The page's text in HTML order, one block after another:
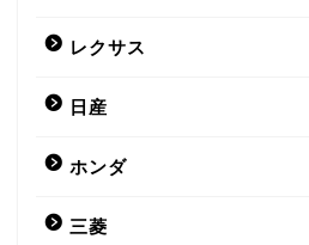
レクサス
日産
ホンダ
三菱